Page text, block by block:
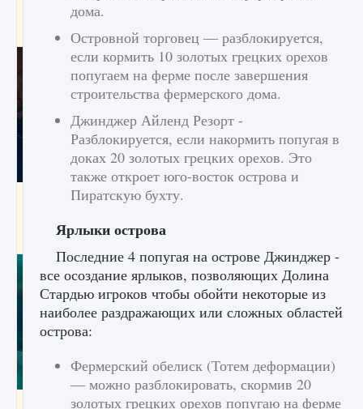
игре Creatures of Ava
Как разблокировать заклинание Крист в
9 августа 2024
Как приручить существ из степей Тамура в
дома.
Островной торговец — разблокируется,
если кормить 10 золотых грецких орехов
попугаем на ферме после завершения
строительства фермерского дома.
Джинджер Айленд Резорт -
Разблокируется, если накормить попугая в
доках 20 золотых грецких орехов. Это
также откроет юго-восток острова и
Пиратскую бухту.
Ярлыки острова
Последние 4 попугая на острове Джинджер -
все осоздание ярлыков, позволяющих Долина
Стардью игроков чтобы обойти некоторые из
наиболее раздражающих или сложных областей
острова:
Фермерский обелиск (Тотем деформации)
— можно разблокировать, скормив 20
золотых грецких орехов попугаю на ферме